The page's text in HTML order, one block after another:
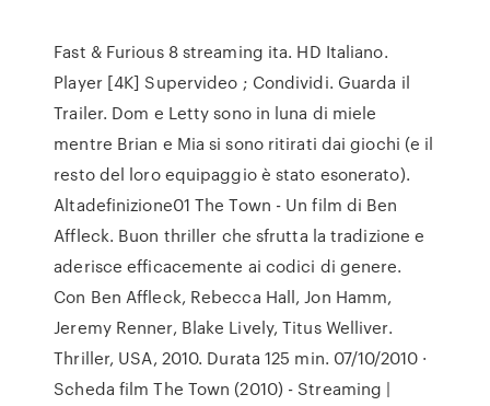
Fast & Furious 8 streaming ita. HD Italiano.
Player [4K] Supervideo ; Condividi. Guarda il
Trailer. Dom e Letty sono in luna di miele
mentre Brian e Mia si sono ritirati dai giochi (e il
resto del loro equipaggio è stato esonerato).
Altadefinizione01 The Town - Un film di Ben
Affleck. Buon thriller che sfrutta la tradizione e
aderisce efficacemente ai codici di genere.
Con Ben Affleck, Rebecca Hall, Jon Hamm,
Jeremy Renner, Blake Lively, Titus Welliver.
Thriller, USA, 2010. Durata 125 min. 07/10/2010 ·
Scheda film The Town (2010) - Streaming |